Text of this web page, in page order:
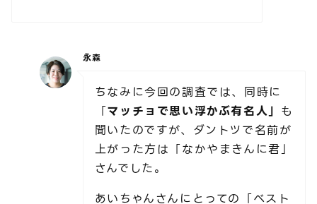
永森
ちなみに今回の調査では、同時に
「マッチョで思い浮かぶ有名人」 も
聞いたのですが、ダントツで名前が
上がった方は「なかやまきんに君」
さんでした。
あいちゃんさんにとっての「ベスト